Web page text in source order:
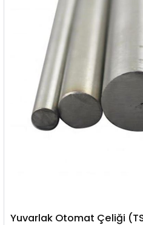
Yuvarlak Otomat Çeliği (TS